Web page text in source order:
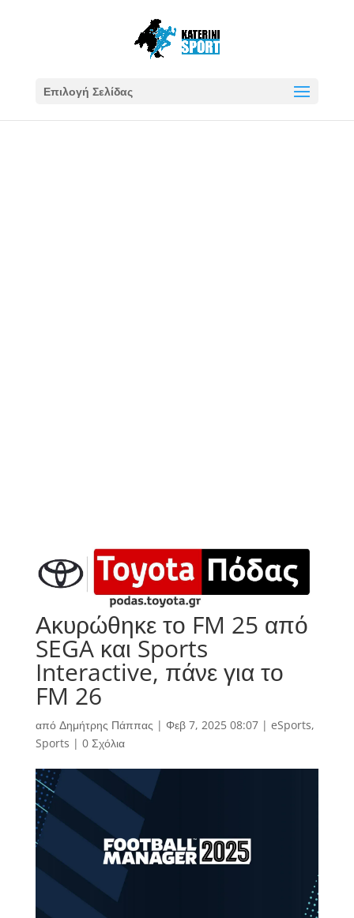
Επιλογή Σελίδας
Ακυρώθηκε το FM 25 από
SEGA και Sports
Interactive, πάνε για το
FM 26
από Δημήτρης Πάππας | Φεβ 7, 2025 08:07| eSports,
Sports | 0 Σχόλια